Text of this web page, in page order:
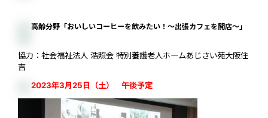
高齢分野「おいしいコーヒーを飲みたい！～出張カフェを開店～」
協力：社会福祉法人 浩照会 特別養護老人ホームあじさい苑大阪住
吉
2023年3月25日（土） 午後予定